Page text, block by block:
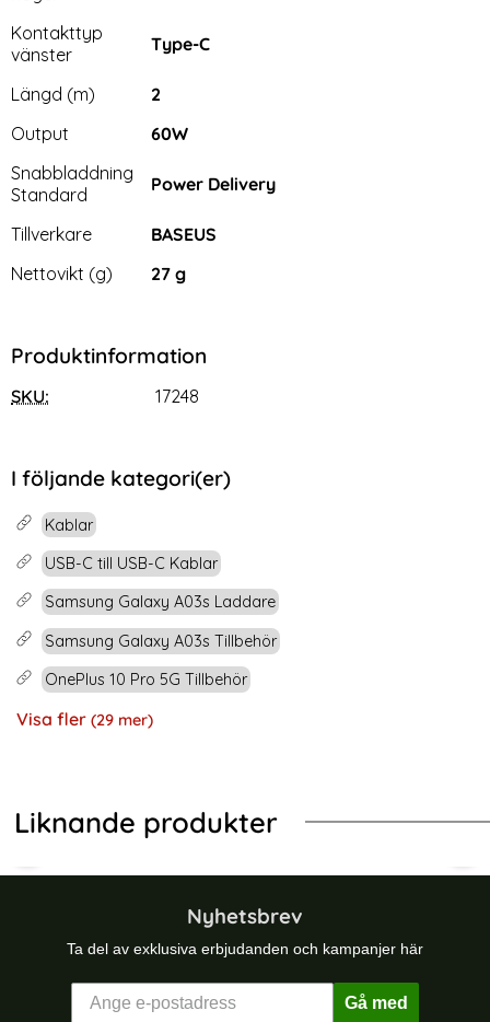
Kontakttyp
vänster
Type-C
Längd (m)
2
Output
60W
Snabbladdning
Standard
Power Delivery
Tillverkare
BASEUS
Nettovikt (g)
27 g
Produktinformation
SKU: 17248
I följande kategori(er)
Kablar
USB-C till USB-C Kablar
Samsung Galaxy A03s Laddare
Samsung Galaxy A03s Tillbehör
OnePlus 10 Pro 5G Tillbehör
Visa fler (29 mer)
Liknande produkter
C Nylon Kabel - Svart
3m 100W PD USB-C - USB-C Elbow Laddningskabel Svart
Tactical 2m 100W 5A USB-C/USB-
Nyhetsbrev
Ta del av exklusiva erbjudanden och kampanjer här
Gå med